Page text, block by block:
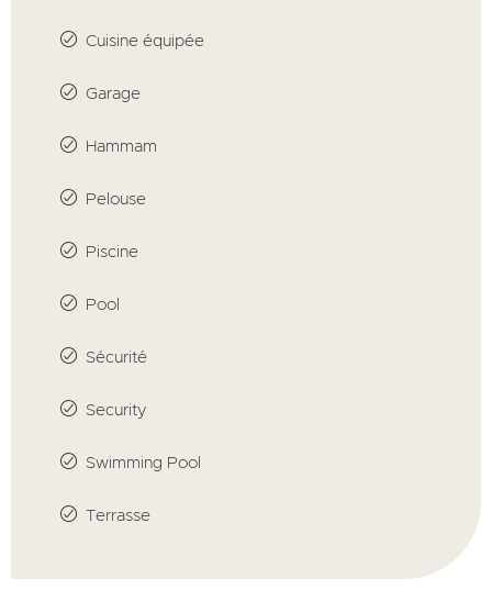
Cuisine équipée
Garage
Hammam
Pelouse
Piscine
Pool
Sécurité
Security
Swimming Pool
Terrasse